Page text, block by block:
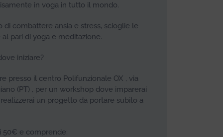
in voga in tutto il mondo.
di combattere ansia e stress, scioglie le
pari di yoga e meditazione.
iniziare?
presso il centro Polifunzionale OX , via
(PT) , per un workshop dove imparerai
un progetto da portare subito a
50€ e comprende: